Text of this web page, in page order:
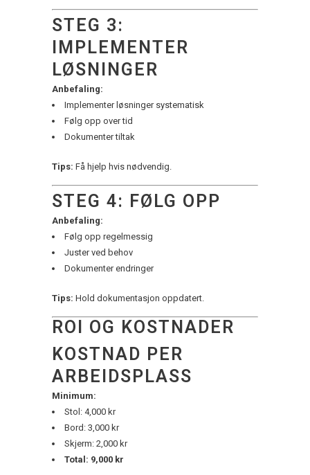
STEG 3:
IMPLEMENTER
LØSNINGER
Anbefaling:
Implementer løsninger systematisk
Følg opp over tid
Dokumenter tiltak
Tips: Få hjelp hvis nødvendig.
STEG 4: FØLG OPP
Anbefaling:
Følg opp regelmessig
Juster ved behov
Dokumenter endringer
Tips: Hold dokumentasjon oppdatert.
ROI OG KOSTNADER
KOSTNAD PER
ARBEIDSPLASS
Minimum:
Stol: 4,000 kr
Bord: 3,000 kr
Skjerm: 2,000 kr
Total: 9,000 kr